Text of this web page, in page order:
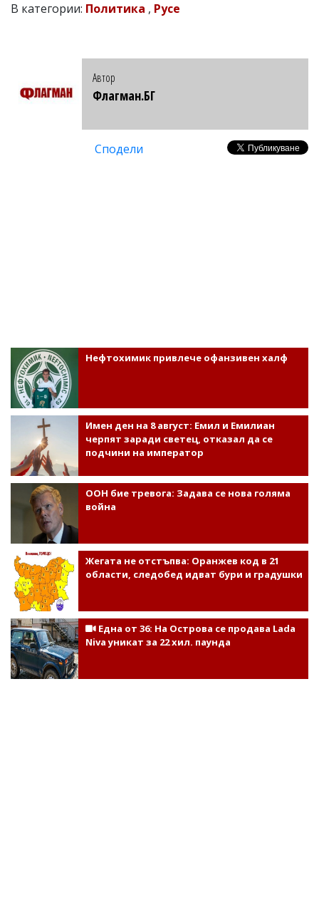
В категории: Политика , Русе
Автор
Флагман.БГ
Сподели
Нефтохимик привлече офанзивен халф
Имен ден на 8 август: Емил и Емилиан
черпят заради светец, отказал да се
подчини на император
ООН бие тревога: Задава се нова голяма
война
Жегата не отстъпва: Оранжев код в 21
области, следобед идват бури и градушки
Една от 36: На Острова се продава Lada
Niva уникат за 22 хил. паунда